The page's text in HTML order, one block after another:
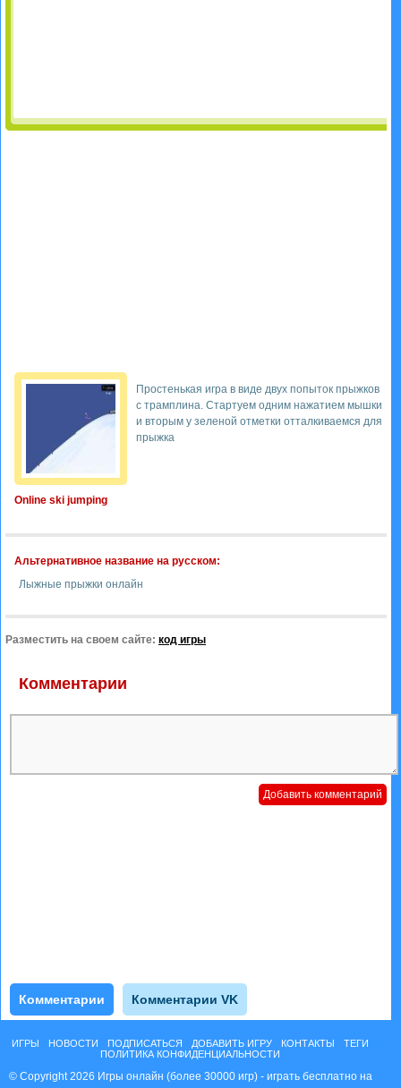
Online ski jumping
Простенькая игра в виде двух попыток прыжков
с трамплина. Стартуем одним нажатием мышки
и вторым у зеленой отметки отталкиваемся для
прыжка
Альтернативное название на русском:
Лыжные прыжки онлайн
Разместить на своем сайте: код игры
Комментарии
Комментарии Комментарии VK
ИГРЫ НОВОСТИ ПОДПИСАТЬСЯ ДОБАВИТЬ ИГРУ КОНТАКТЫ
ТЕГИ
ПОЛИТИКА КОНФИДЕНЦИАЛЬНОСТИ
© Copyright 2026 Игры онлайн (более 30000 игр) - играть бесплатно на